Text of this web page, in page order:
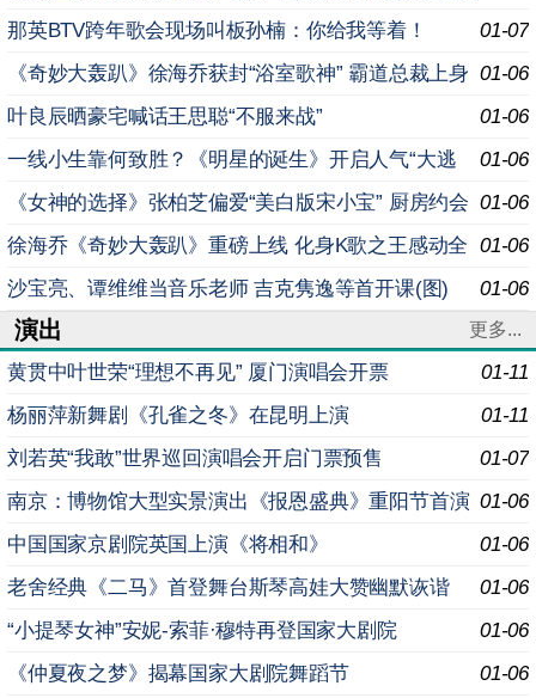
穿”
01-07
那英BTV跨年歌会现场叫板孙楠：你给我等着！
01-06
《奇妙大轰趴》徐海乔获封“浴室歌神” 霸道总裁上身
玩公主抱
01-06
叶良辰晒豪宅喊话王思聪“不服来战”
01-06
一线小生靠何致胜？《明星的诞生》开启人气“大逃
杀”
01-06
《女神的选择》张柏芝偏爱“美白版宋小宝” 厨房约会
被抢“男友”
01-06
徐海乔《奇妙大轰趴》重磅上线 化身K歌之王感动全
场
01-06
沙宝亮、谭维维当音乐老师 吉克隽逸等首开课(图)
演出 更多...
01-11
黄贯中叶世荣“理想不再见” 厦门演唱会开票
01-11
杨丽萍新舞剧《孔雀之冬》在昆明上演
01-07
刘若英“我敢”世界巡回演唱会开启门票预售
01-06
南京：博物馆大型实景演出《报恩盛典》重阳节首演
01-06
中国国家京剧院英国上演《将相和》
01-06
老舍经典《二马》首登舞台斯琴高娃大赞幽默诙谐
01-06
“小提琴女神”安妮-索菲·穆特再登国家大剧院
01-06
《仲夏夜之梦》揭幕国家大剧院舞蹈节